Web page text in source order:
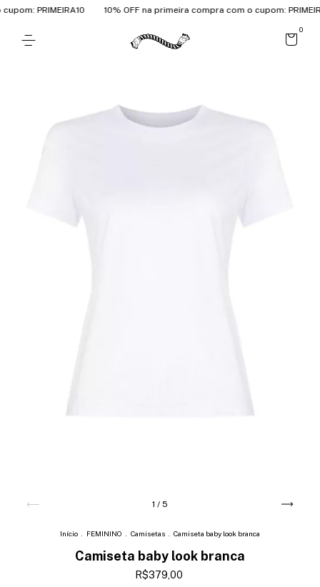
PRIMEIRA10 10% OFF na primeira compra com o cupom:
0
1 / 5
Início FEMININO Camisetas Camiseta baby look branca
Camiseta baby look branca
R$379,00